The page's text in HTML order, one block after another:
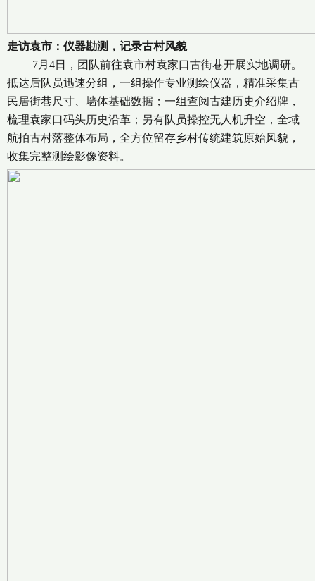
走访袁市：仪器勘测，记录古村风貌
7月4日，团队前往袁市村袁家口古街巷开展实地调研。
抵达后队员迅速分组，一组操作专业测绘仪器，精准采集古
民居街巷尺寸、墙体基础数据；一组查阅古建历史介绍牌，
梳理袁家口码头历史沿革；另有队员操控无人机升空，全域
航拍古村落整体布局，全方位留存乡村传统建筑原始风貌，
收集完整测绘影像资料。